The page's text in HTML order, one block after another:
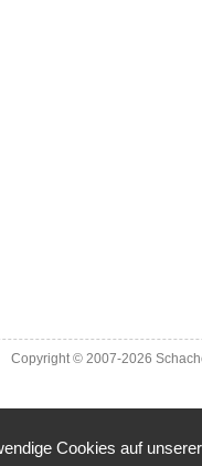
Copyright © 2007-2026
Cookies auf